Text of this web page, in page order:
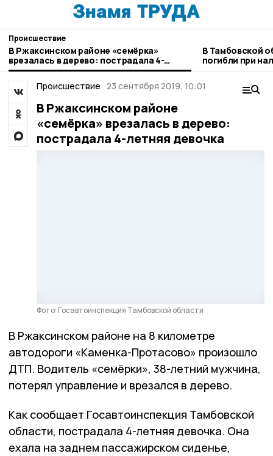
Происшествие
В Ржаксинском районе «семёрка»
врезалась в дерево: пострадала 4-
летняя девочка
В Тамбовской
погибли при
Происшествие 23 сентября 2019, 10:01
В Ржаксинском районе
«семёрка» врезалась в дерево:
пострадала 4-летняя девочка
Фото: Госавтоинспекция Тамбовской области
В Ржаксинском районе на 8 километре
автодороги «Каменка-Протасово» произошло
ДТП. Водитель «семёрки», 38-летний мужчина,
потерял управление и врезался в дерево.
Как сообщает Госавтоинспекция Тамбовской
области, пострадала 4-летняя девочка. Она
ехала на заднем пассажирском сиденье,